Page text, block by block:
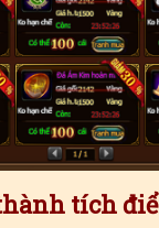
tích